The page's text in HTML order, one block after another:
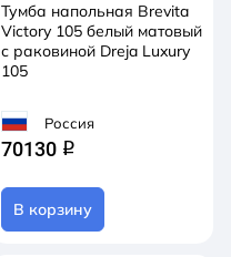
Тумба напольная Brevita
Victory 105 белый матовый
с раковиной Dreja Luxury
105
Россия
70130 q
В корзину